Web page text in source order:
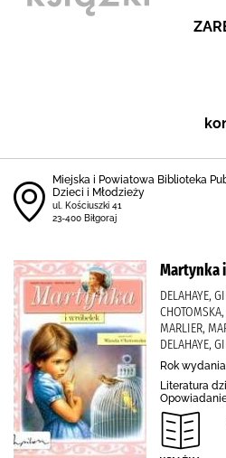
Miejska i Powiatowa Biblioteka
Dzieci i Młodzieży
ul. Kościuszki 41
23-400 Biłgoraj
Martynka
DELAHAYE,
MARLIER,
DELAHAYE,
Rok
Literatura